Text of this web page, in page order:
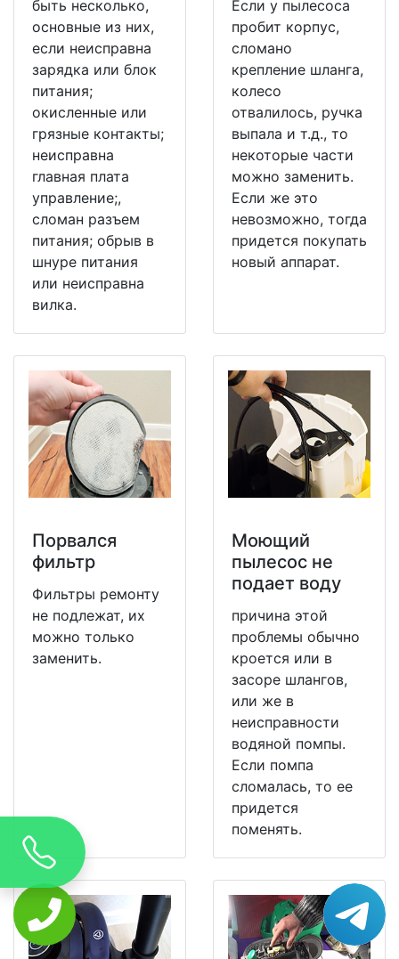
быть несколько,
основные из них,
если неисправна
зарядка или блок
питания;
окисленные или
грязные контакты;
неисправна
главная плата
управление;,
сломан разъем
питания; обрыв в
шнуре питания
или неисправна
вилка.
Если у пылесоса
пробит корпус,
сломано
крепление шланга,
колесо
отвалилось, ручка
выпала и т.д., то
некоторые части
можно заменить.
Если же это
невозможно, тогда
придется покупать
новый аппарат.
Порвался
фильтр
Фильтры ремонту
не подлежат, их
можно только
заменить.
Моющий
пылесос не
подает воду
причина этой
проблемы обычно
кроется или в
засоре шлангов,
или же в
неисправности
водяной помпы.
Если помпа
сломалась, то ее
придется
поменять.